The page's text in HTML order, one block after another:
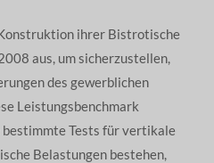
ihrer Bistrotische
aus, um sicherzustellen,
des gewerblichen
Leistungsbenchmark
Tests für vertikale
Belastungen bestehen,